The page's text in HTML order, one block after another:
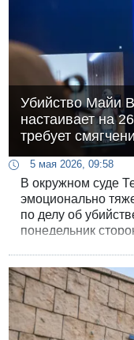
Убийство Майи
настаивает на
требует
5 мая 2026, 09:58
В окружном суде
эмоционально
по делу об
понедельник
свою вину в